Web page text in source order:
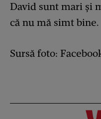
David sunt mari și
că nu mă simt bine.
Sursă foto: